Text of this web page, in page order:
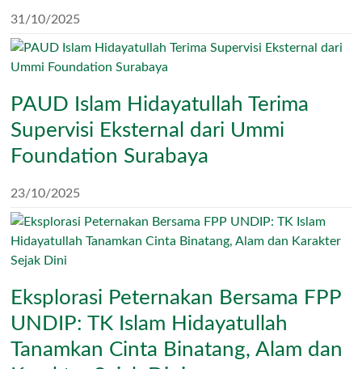
31/10/2025
PAUD Islam Hidayatullah Terima
Supervisi Eksternal dari Ummi
Foundation Surabaya
23/10/2025
Eksplorasi Peternakan Bersama FPP
UNDIP: TK Islam Hidayatullah
Tanamkan Cinta Binatang, Alam dan